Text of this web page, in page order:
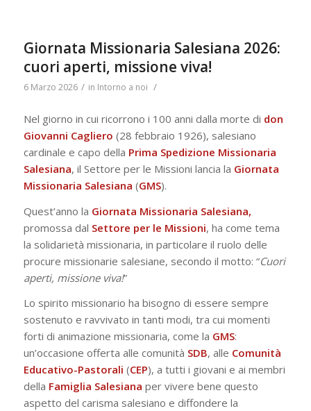
Giornata Missionaria Salesiana 2026:
cuori aperti, missione viva!
6 Marzo 2026 / in Intorno a noi /
Nel giorno in cui ricorrono i 100 anni dalla morte di don
Giovanni Cagliero (28 febbraio 1926), salesiano
cardinale e capo della Prima Spedizione Missionaria
Salesiana, il Settore per le Missioni lancia la Giornata
Missionaria Salesiana (GMS).
Quest’anno la Giornata Missionaria Salesiana,
promossa dal Settore per le Missioni, ha come tema
la solidarietà missionaria, in particolare il ruolo delle
procure missionarie salesiane, secondo il motto: “Cuori
aperti, missione viva!”
Lo spirito missionario ha bisogno di essere sempre
sostenuto e ravvivato in tanti modi, tra cui momenti
forti di animazione missionaria, come la GMS:
un’occasione offerta alle comunità SDB, alle Comunità
Educativo-Pastorali (CEP), a tutti i giovani e ai membri
della Famiglia Salesiana per vivere bene questo
aspetto del carisma salesiano e diffondere la